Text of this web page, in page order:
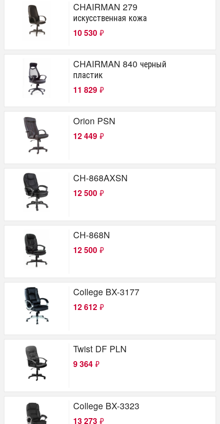
CHAIRMAN 279
искусственная кожа
10 530 ₽
CHAIRMAN 840 черный
пластик
11 829 ₽
Orion PSN
12 449 ₽
CH-868AXSN
12 500 ₽
CH-868N
12 500 ₽
College BX-3177
12 612 ₽
Twist DF PLN
9 364 ₽
College BX-3323
13 273 ₽